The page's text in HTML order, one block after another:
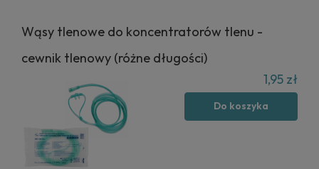
Wąsy tlenowe do koncentratorów tlenu -
cewnik tlenowy (różne długości)
1,95 zł
Do koszyka